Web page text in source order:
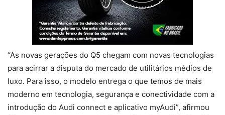
“As novas gerações do Q5 chegam com novas tecnologias
para acirrar a disputa do mercado de utilitários médios de
luxo. Para isso, o modelo entrega o que temos de mais
moderno em tecnologia, segurança e conectividade com a
introdução do Audi connect e aplicativo myAudi”, afirmou